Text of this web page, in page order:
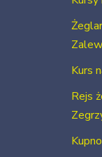
Kurs
Rejs